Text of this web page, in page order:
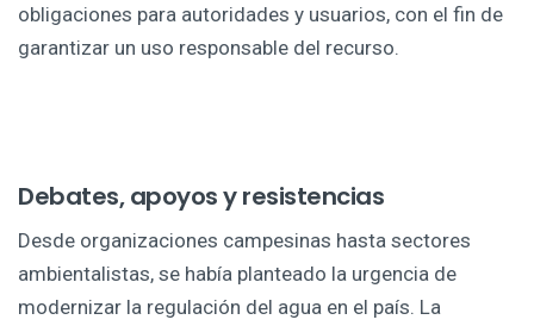
obligaciones para autoridades y usuarios, con el fin de
garantizar un uso responsable del recurso.
Debates, apoyos y resistencias
Desde organizaciones campesinas hasta sectores
ambientalistas, se había planteado la urgencia de
modernizar la regulación del agua en el país. La